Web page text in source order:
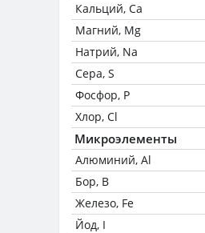
Кальций, Ca
Магний, Mg
Натрий, Na
Сера, S
Фосфор, P
Хлор, Cl
Микроэлементы
Алюминий, Al
Бор, B
Железо, Fe
Йод, I